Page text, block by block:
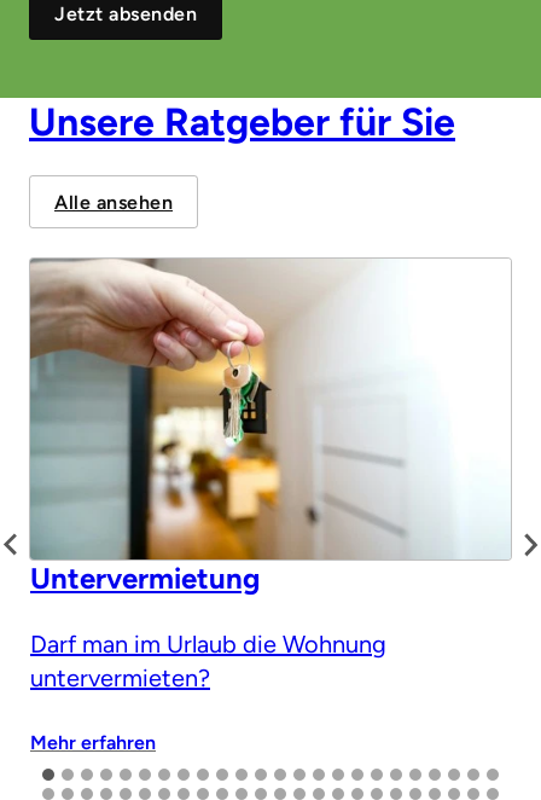
Jetzt absenden
Unsere Ratgeber für Sie
Alle ansehen
Untervermietung
Darf man im Urlaub die Wohnung
untervermieten?
Mehr erfahren